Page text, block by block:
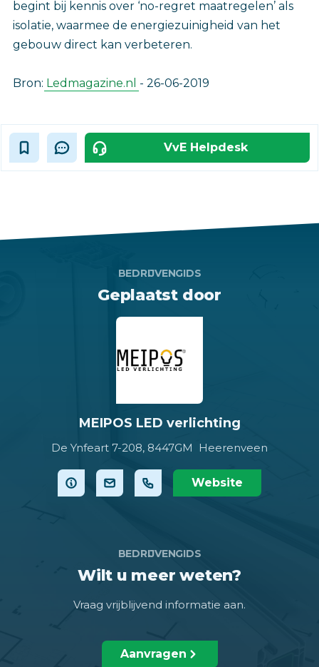
begint bij kennis over ‘no-regret maatregelen’ als
isolatie, waarmee de energiezuinigheid van het
gebouw direct kan verbeteren.
Bron: Ledmagazine.nl - 26-06-2019
VvE Helpdesk
BEDRIJVENGIDS
Geplaatst door
MEIPOS LED verlichting
De Ynfeart 7-208, 8447GM Heerenveen
Website
BEDRIJVENGIDS
Wilt u meer weten?
Vraag vrijblijvend informatie aan.
Aanvragen